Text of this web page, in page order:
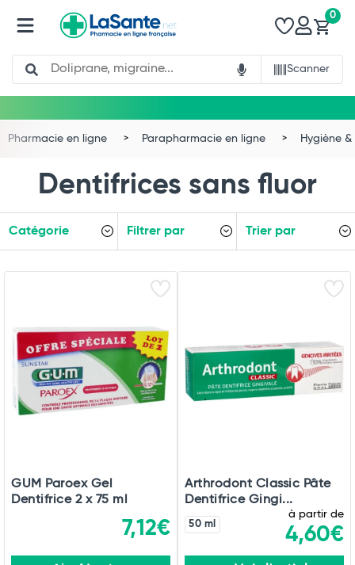
Search
Scanner
0
Pharmacie en ligne Parapharmacie en ligne Hygiène
Dentifrices sans fluor
Catégorie Filtrer par Trier par
GUM Paroex Gel
Dentifrice 2 x 75 ml
7,12€
Arthrodont Classic Pâte
Dentifrice Gingi...
50 ml
à partir de
4,60€